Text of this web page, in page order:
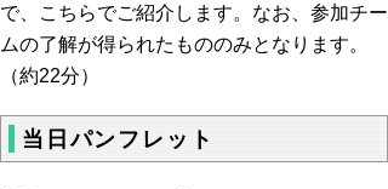
で、こちらでご紹介します。なお、参加チー
ムの了解が得られたもののみとなります。
（約22分）
当日パンフレット